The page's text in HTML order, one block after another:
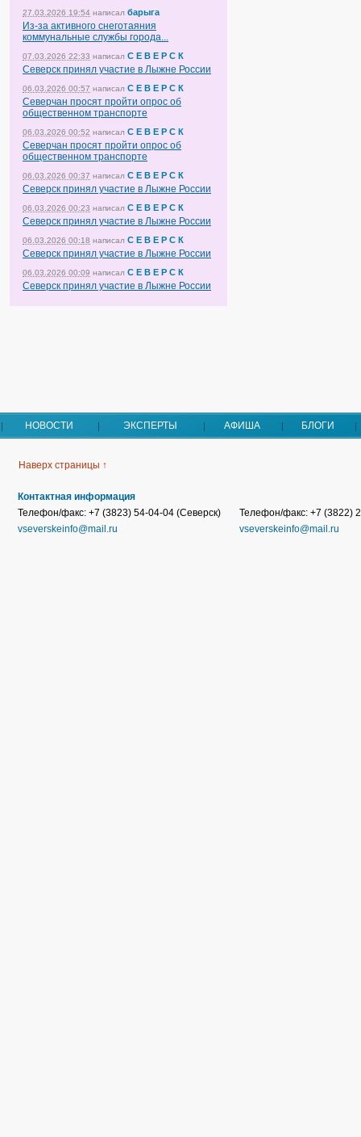
27.03.2026 19:54 написал барыга
Из-за активного снеготаяния
коммунальные службы города...
07.03.2026 22:33 написал С Е В Е Р С К
Северск принял участие в Лыжне России
06.03.2026 00:57 написал С Е В Е Р С К
Северчан просят пройти опрос об
общественном транспорте
06.03.2026 00:52 написал С Е В Е Р С К
Северчан просят пройти опрос об
общественном транспорте
06.03.2026 00:37 написал С Е В Е Р С К
Северск принял участие в Лыжне России
06.03.2026 00:23 написал С Е В Е Р С К
Северск принял участие в Лыжне России
06.03.2026 00:18 написал С Е В Е Р С К
Северск принял участие в Лыжне России
06.03.2026 00:09 написал С Е В Е Р С К
Северск принял участие в Лыжне России
НОВОСТИ ЭКСПЕРТЫ АФИША БЛОГИ
Наверх страницы ↑
Контактная информация
Телефон/факс: +7 (3823) 54-04-04 (Северск)
vseverskeinfo@mail.ru
Телефон/факс: +7 (3822)
vseverskeinfo@mail.ru